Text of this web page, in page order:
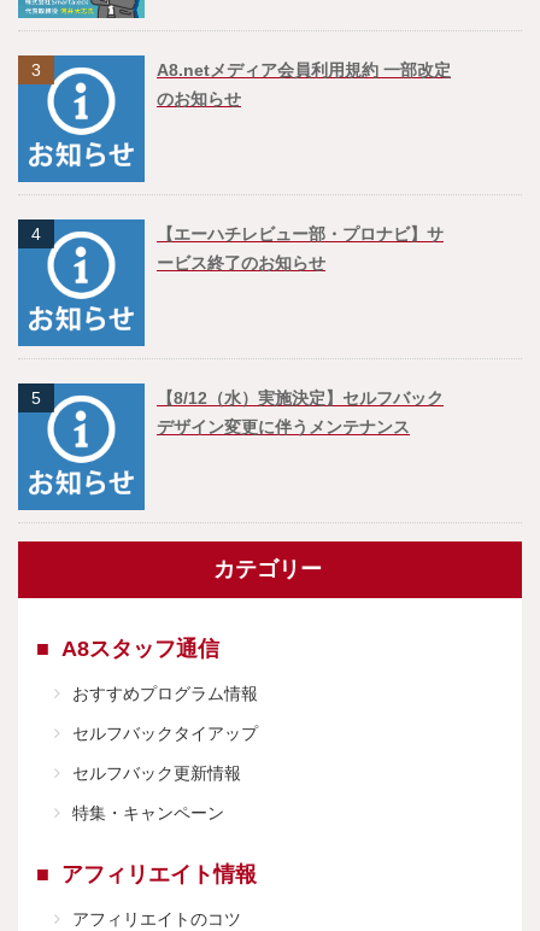
3
A8.netメディア会員利用規約 一部改定
のお知らせ
4
【エーハチレビュー部・プロナビ】サ
ービス終了のお知らせ
5
【8/12（水）実施決定】セルフバック
デザイン変更に伴うメンテナンス
カテゴリー
A8スタッフ通信
おすすめプログラム情報
セルフバックタイアップ
セルフバック更新情報
特集・キャンペーン
アフィリエイト情報
アフィリエイトのコツ